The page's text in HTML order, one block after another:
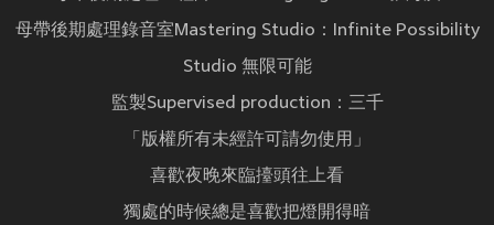
母帶後期處理錄音室Mastering Studio：Infinite Possibility
Studio 無限可能
監製Supervised production：三千
「版權所有未經許可請勿使用」
喜歡夜晚來臨擡頭往上看
獨處的時候總是喜歡把燈開得暗